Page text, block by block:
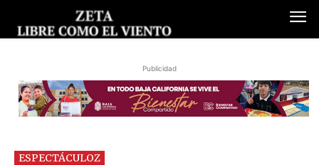
Publicidad
ESPECTÁCULOZ